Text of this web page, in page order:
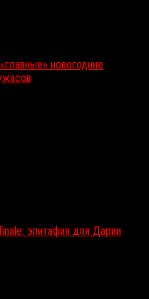
новогодние
эпитафия для Дарии